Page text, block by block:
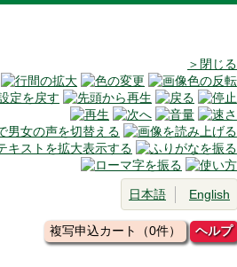
＞閉じる
日本語 English
複写申込カート（0件） ヘルプ